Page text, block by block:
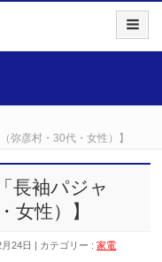
弥彦村・30代・女性）】
長袖パジャ
女性）】
24日 カテゴリー :家電